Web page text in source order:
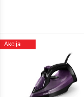
Akcija